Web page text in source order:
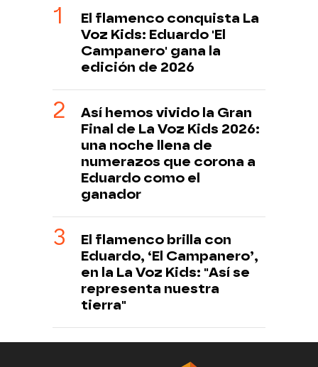
El flamenco conquista La
Voz Kids: Eduardo 'El
Campanero' gana la
edición de 2026
Así hemos vivido la Gran
Final de La Voz Kids 2026:
una noche llena de
numerazos que corona a
Eduardo como el
ganador
El flamenco brilla con
Eduardo, ‘El Campanero’,
en la La Voz Kids: "Así se
representa nuestra
tierra"